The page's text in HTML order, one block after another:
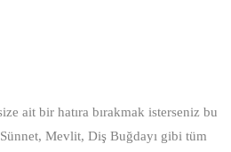
ait bir hatıra bırakmak isterseniz bu
Mevlit, Diş Buğdayı gibi tüm